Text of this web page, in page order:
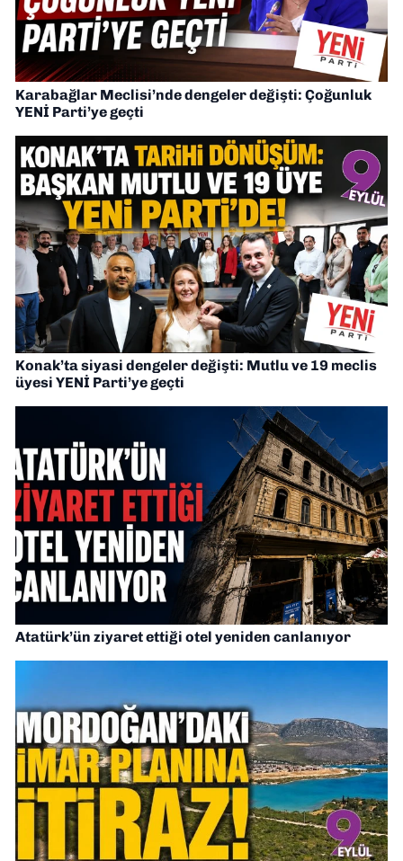
Karabağlar Meclisi’nde dengeler değişti: Çoğunluk
YENİ Parti’ye geçti
Konak’ta siyasi dengeler değişti: Mutlu ve 19 meclis
üyesi YENİ Parti’ye geçti
Atatürk’ün ziyaret ettiği otel yeniden canlanıyor